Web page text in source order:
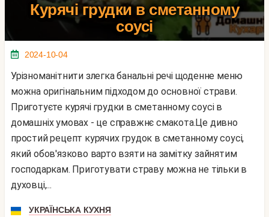
Курячі грудки в сметанному
соусі
2024-10-04
Урізноманітнити злегка банальні речі щоденне меню
можна оригінальним підходом до основної страви.
Приготуєте курячі грудки в сметанному соусі в
домашніх умовах - це справжнє смакота.Це дивно
простий рецепт курячих грудок в сметанному соусі,
який обов'язково варто взяти на замітку зайнятим
господаркам. Приготувати страву можна не тільки в
духовці,...
УКРАЇНСЬКА КУХНЯ